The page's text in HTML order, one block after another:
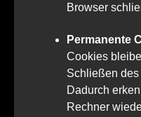
Browser
Permanente
Cookies
Schließen
Dadurch
Rechner